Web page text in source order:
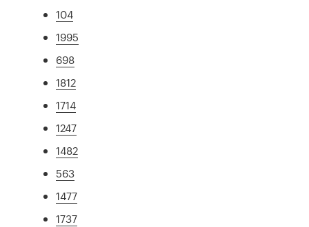
104
1995
698
1812
1714
1247
1482
563
1477
1737